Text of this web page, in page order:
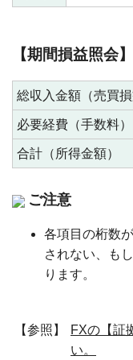
【期間損益照会】
総収入金額（売買損
必要経費（手数料）
合計（所得金額）
ご注意
各項目の桁数
されない、も
ります。
【参照】
FXの【証
い。